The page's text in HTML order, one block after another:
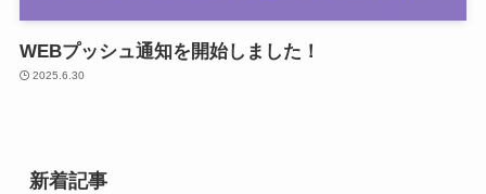
WEBプッシュ通知を開始しました！
2025.6.30
新着記事